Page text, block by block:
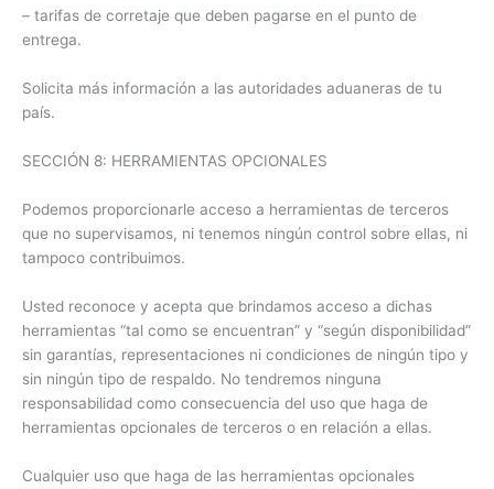
– tarifas de corretaje que deben pagarse en el punto de
entrega.
Solicita más información a las autoridades aduaneras de tu
país.
SECCIÓN 8: HERRAMIENTAS OPCIONALES
Podemos proporcionarle acceso a herramientas de terceros
que no supervisamos, ni tenemos ningún control sobre ellas, ni
tampoco contribuimos.
Usted reconoce y acepta que brindamos acceso a dichas
herramientas “tal como se encuentran” y “según disponibilidad”
sin garantías, representaciones ni condiciones de ningún tipo y
sin ningún tipo de respaldo. No tendremos ninguna
responsabilidad como consecuencia del uso que haga de
herramientas opcionales de terceros o en relación a ellas.
Cualquier uso que haga de las herramientas opcionales